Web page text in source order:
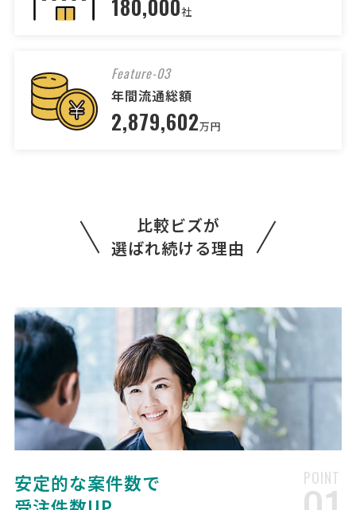
180,000社
Feature-03
年間流通総額
2,879,602万円
比較ビズが
選ばれ続ける理由
POINT
安定的な案件数で
[相談の種類] 法律相談 契約書・書類作成 その他 [事業の場合選択] サ
ービス業 [対応スピード] 緊急 [相談内容] 起業して一年、新たな事業進
弁護士への相談・問合せ
弁護士 > 弁護士
月額予算 相談して決めたい 依頼地域 神奈川県
[対象となる業務] 会社法務に関する相談 [事業の場合選択] 医療・介
護・福祉 [会社規模] 11名〜30名 [対応スピード] 近いうち [相談内容]
就労福祉施設を経営してます。人数が多くなってきたので、労務問題の
際に依頼できる顧問弁護士を探しております …
弁護士への相談・問合せ
弁護士 > 弁護士
総額予算 予算上限なし
[相談の種類] 法務トラブル 訴訟 [事業の場合選択] Web・IT・情報通